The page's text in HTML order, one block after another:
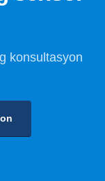
konsultasyon